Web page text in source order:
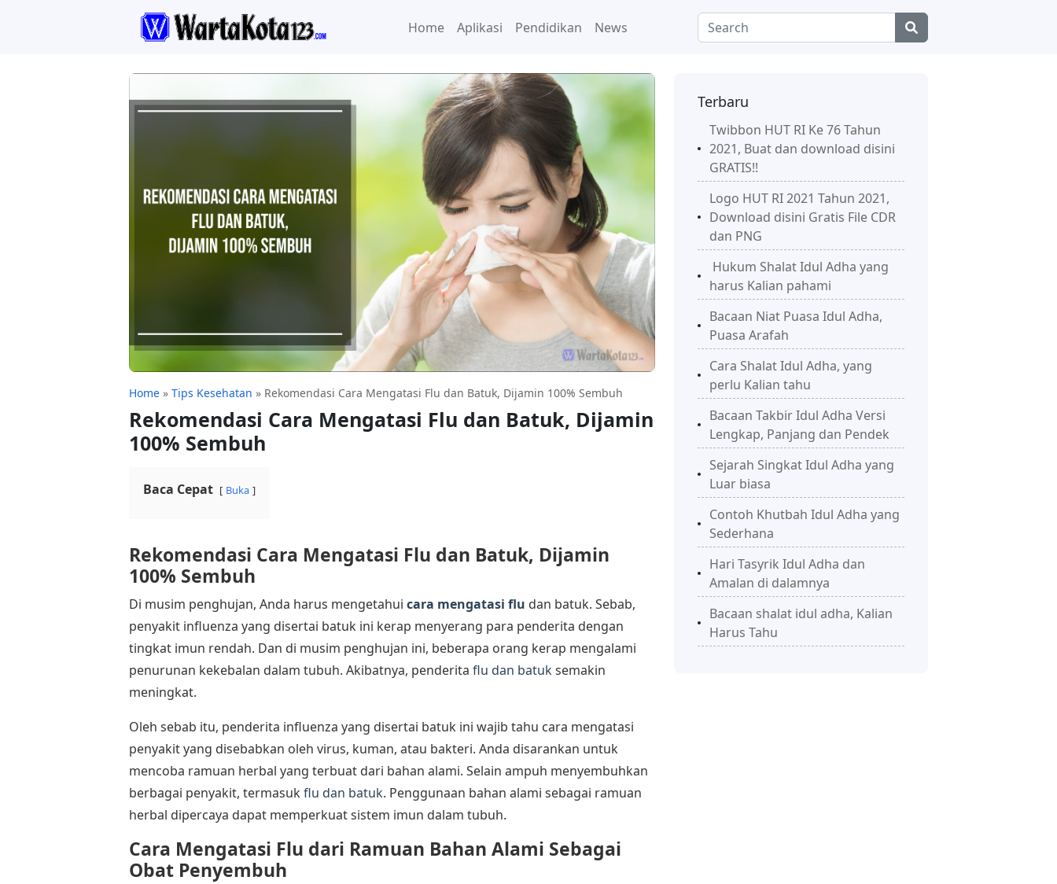
Home Aplikasi Pendidikan News
Home » Tips Kesehatan » Rekomendasi Cara Mengatasi Flu dan Batuk, Dijamin 100% Sembuh
Rekomendasi Cara Mengatasi Flu dan Batuk, Dijamin
100% Sembuh
Baca Cepat Buka
Rekomendasi Cara Mengatasi Flu dan Batuk, Dijamin
100% Sembuh
Di musim penghujan, Anda harus mengetahui cara mengatasi flu dan batuk. Sebab,
penyakit influenza yang disertai batuk ini kerap menyerang para penderita dengan
tingkat imun rendah. Dan di musim penghujan ini, beberapa orang kerap mengalami
penurunan kekebalan dalam tubuh. Akibatnya, penderita flu dan batuksemakin
meningkat.
Oleh sebab itu, penderita influenza yang disertai batuk ini wajib tahu cara mengatasi
penyakit yang disebabkan oleh virus, kuman, atau bakteri. Anda disarankan untuk
mencoba ramuan herbal yang terbuat dari bahan alami. Selain ampuh menyembuhkan
berbagai penyakit, termasukflu dan batuk. Penggunaan bahan alami sebagai ramuan
herbal dipercaya dapat memperkuat sistem imun dalam tubuh.
Cara Mengatasi Flu dari Ramuan Bahan Alami Sebagai
Obat Penyembuh
Terbaru
Twibbon HUT RI Ke 76 Tahun
2021, Buat dan download disini
GRATIS!!
Logo HUT RI 2021 Tahun 2021,
Download disini Gratis File CDR
dan PNG
Hukum Shalat Idul Adha yang
harus Kalian pahami
Bacaan Niat Puasa Idul Adha,
Puasa Arafah
Cara Shalat Idul Adha, yang
perlu Kalian tahu
Bacaan Takbir Idul Adha Versi
Lengkap, Panjang dan Pendek
Sejarah Singkat Idul Adha yang
Luar biasa
Contoh Khutbah Idul Adha yang
Sederhana
Hari Tasyrik Idul Adha dan
Amalan di dalamnya
Bacaan shalat idul adha, Kalian
Harus Tahu